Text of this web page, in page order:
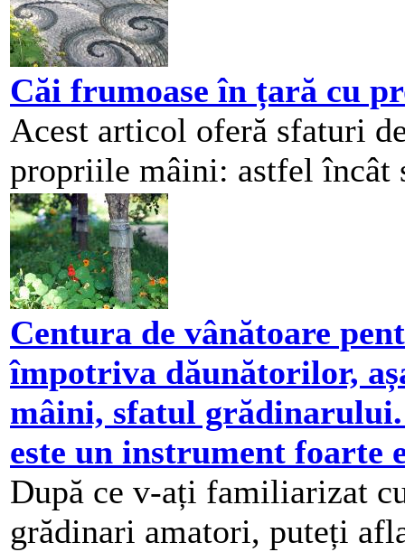
Căi frumoase în țară cu
Acest articol oferă sfaturi
propriile mâini: astfel încât
Centura de vânătoare
împotriva dăunătorilor,
mâini, sfatul
este un instrument foarte
După ce v-ați familiarizat
grădinari amatori, puteți